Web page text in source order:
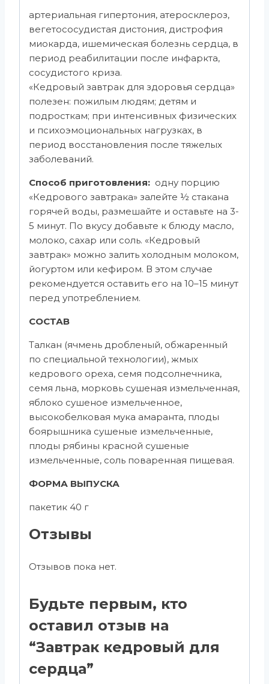
артериальная гипертония, атеросклероз,
вегетососудистая дистония, дистрофия
миокарда, ишемическая болезнь сердца, в
период реабилитации после инфаркта,
сосудистого криза.
«Кедровый завтрак для здоровья сердца»
полезен: пожилым людям; детям и
подросткам; при интенсивных физических
и психоэмоциональных нагрузках, в
период восстановления после тяжелых
заболеваний.
Способ приготовления: одну порцию
«Кедрового завтрака» залейте ½ стакана
горячей воды, размешайте и оставьте на 3-
5 минут. По вкусу добавьте к блюду масло,
молоко, сахар или соль. «Кедровый
завтрак» можно залить холодным молоком,
йогуртом или кефиром. В этом случае
рекомендуется оставить его на 10–15 минут
перед употреблением.
СОСТАВ
Талкан (ячмень дробленый, обжаренный
по специальной технологии), жмых
кедрового ореха, семя подсолнечника,
семя льна, морковь сушеная измельченная,
яблоко сушеное измельченное,
высокобелковая мука амаранта, плоды
боярышника сушеные измельченные,
плоды рябины красной сушеные
измельченные, соль поваренная пищевая.
ФОРМА ВЫПУСКА
пакетик 40 г
Отзывы
Отзывов пока нет.
Будьте первым, кто
оставил отзыв на
“Завтрак кедровый для
сердца”